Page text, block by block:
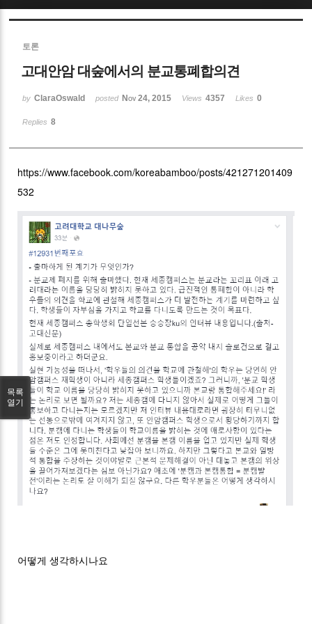
토론
고대안암 대숲에서의 분교통폐합의견
by ClaraOswald posted Nov 24, 2015 Views 4357 Likes 0
Replies 8
https://www.facebook.com/koreabamboo/posts/421271201409
532
어떻게 생각하시나요
목록
열기
Sketchbook5, 스케치북5
Sketchbook5, 스케치북5